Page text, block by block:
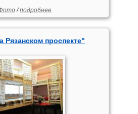
/подробнее
Рязанском проспекте"